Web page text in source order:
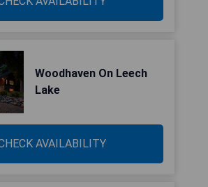
Woodhaven On Leech
Lake
AVAILABILITY